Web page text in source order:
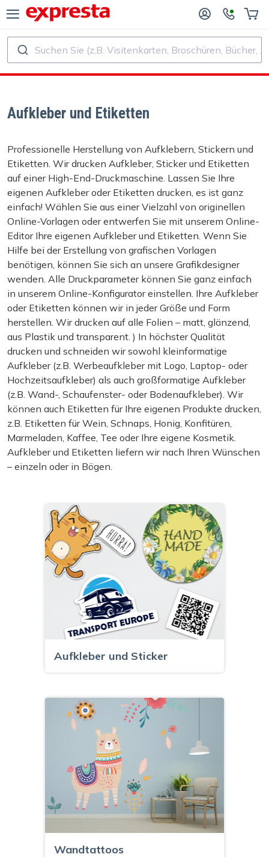
Aufkleber und Etiketten
Kalender
Stempel herstellen
PRODUKTE
VERLAGE UND AUTOREN
Suchen Sie (z.B. Visitenkarten, Broschüren, Bücher, ...)
Aufkleber und Etiketten
Professionelle Herstellung von Aufklebern, Stickern und
Etiketten. Wir drucken Aufkleber, Sticker und Etiketten
auf einer High-End-Druckmaschine. Lassen Sie Ihre
eigenen Aufkleber oder Etiketten drucken, es ist ganz
einfach! Wählen Sie aus einer Vielzahl von originellen
Online-Vorlagen oder entwerfen Sie mit unserem Online-
Editor Ihre eigenen Aufkleber und Etiketten. Wenn Sie
Hilfe bei der Erstellung von grafischen Vorlagen
benötigen, können Sie sich an unsere Grafikdesigner
wenden. Alle Druckparameter können Sie ganz einfach
in unserem Online-Konfigurator einstellen. Ihre Aufkleber
oder Etiketten können wir in jeder Größe und Form
herstellen. Wir drucken auf alle Folien – matt, glänzend,
aus Plastik und transparent. ) In höchster Qualität
drucken und schneiden wir sowohl kleinformatige
Aufkleber (z.B. Werbeaufkleber mit Logo, Laptop- oder
Hochzeitsaufkleber) als auch großformatige Aufkleber
(z.B. Wand-, Schaufenster- oder Bodenaufkleber). Wir
können auch Etiketten für Ihre eigenen Produkte drucken,
z.B. Etiketten für Wein, Schnaps, Honig, Konfitüren,
Marmeladen, Kaffee, Tee oder Ihre eigene Kosmetik.
Aufkleber und Etiketten liefern wir nach Ihren Wünschen
– einzeln oder in Bögen.
Aufkleber und Sticker
Wandtattoos